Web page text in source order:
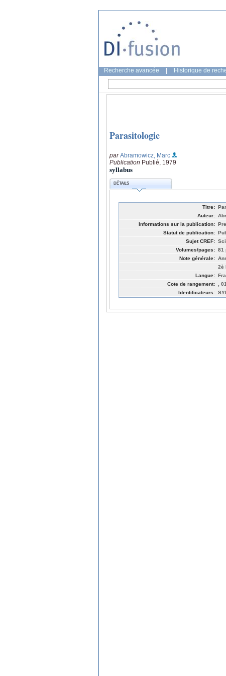
Recherche avancée Historique de
Parasitologie
parAbramowicz, Marc
Publication Publié, 1979
syllabus
DÉTAILS
Titre:
Auteur:
Informations sur la publication:
Statut de publication:
Sujet CREF:
Volumes/pages: 81
Note générale:
2è
Langue:
Cote de rangement:
,
Identificateurs: